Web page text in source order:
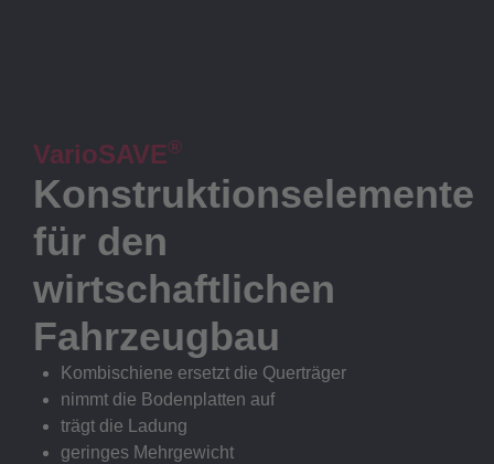
VarioSAVE®
Konstruktionselemente
für den
wirtschaftlichen
Fahrzeugbau
Kombischiene ersetzt die Querträger
nimmt die Bodenplatten auf
trägt die Ladung
geringes Mehrgewicht